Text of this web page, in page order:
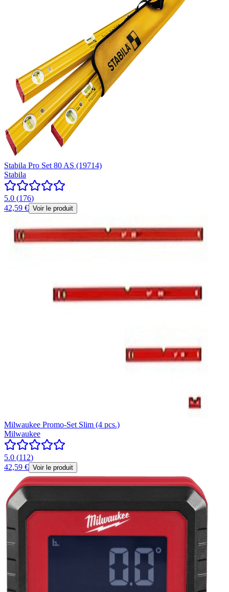
Stabila Pro Set 80 AS (19714)
Stabila
5.0 (176)
42,59 € Voir le produit
Milwaukee Promo-Set Slim (4 pcs.)
Milwaukee
5.0 (112)
42,59 € Voir le produit